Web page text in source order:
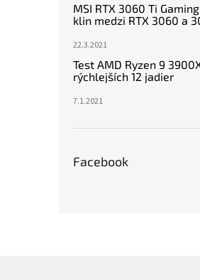
MSI RTX 3060 Ti
klin medzi RTX 3060 a
22.3.2021
Test AMD Ryzen 9
rýchlejších 12 jadier
7.1.2021
Facebook